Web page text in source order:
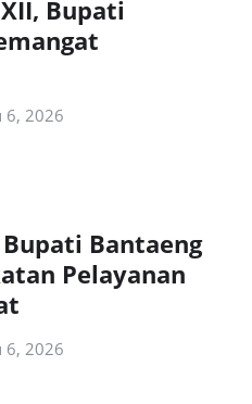
Bupati
6, 2026
Bantaeng
Pelayanan
6, 2026